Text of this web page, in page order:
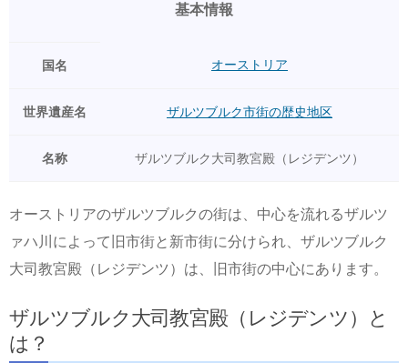
基本情報
国名 オーストリア
世界遺産名 ザルツブルク市街の歴史地区
名称 ザルツブルク大司教宮殿（レジデンツ）
オーストリアのザルツブルクの街は、中心を流れるザルツ
ァハ川によって旧市街と新市街に分けられ、ザルツブルク
大司教宮殿（レジデンツ）は、旧市街の中心にあります。
ザルツブルク大司教宮殿（レジデンツ）と
は？